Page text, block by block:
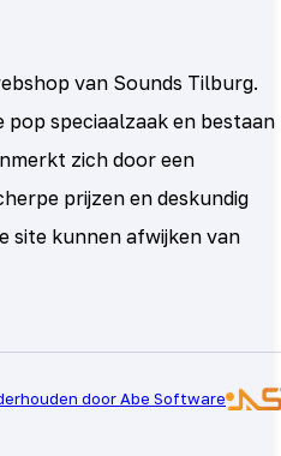
van Sounds Tilburg.
pop speciaalzaak en bestaan
zich door een
prijzen en deskundig
site kunnen afwijken van
door Abe Software